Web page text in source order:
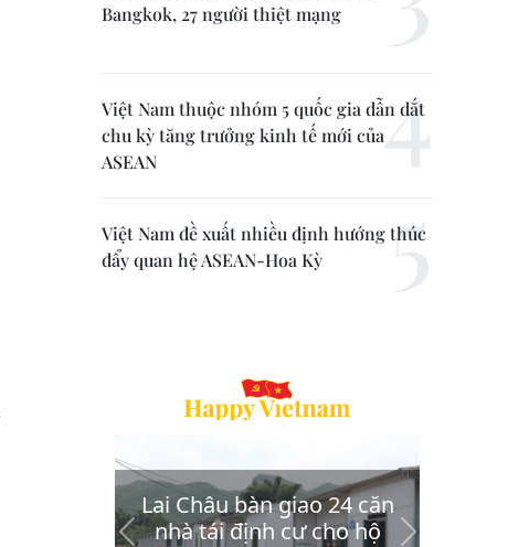
Bangkok, 27 người thiệt mạng
Việt Nam thuộc nhóm 5 quốc gia dẫn dắt
chu kỳ tăng trưởng kinh tế mới của
ASEAN
Việt Nam đề xuất nhiều định hướng thúc
đẩy quan hệ ASEAN-Hoa Kỳ